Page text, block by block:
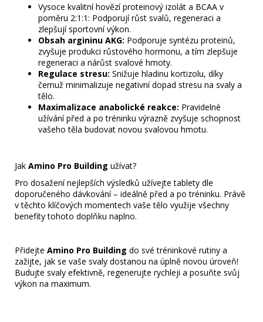
Vysoce kvalitní hovězí proteinový izolát a BCAA v
poměru 2:1:1: Podporují růst svalů, regeneraci a
zlepšují sportovní výkon.
Obsah argininu AKG: Podporuje syntézu proteinů,
zvyšuje produkci růstového hormonu, a tím zlepšuje
regeneraci a nárůst svalové hmoty.
Regulace stresu: Snižuje hladinu kortizolu, díky
čemuž minimalizuje negativní dopad stresu na svaly a
tělo.
Maximalizace anabolické reakce: Pravidelné
užívání před a po tréninku výrazně zvyšuje schopnost
vašeho těla budovat novou svalovou hmotu.
Jak Amino Pro Building užívat?
Pro dosažení nejlepších výsledků užívejte tablety dle
doporučeného dávkování – ideálně před a po tréninku. Právě
v těchto klíčových momentech vaše tělo využije všechny
benefity tohoto doplňku naplno.
Přidejte Amino Pro Building do své tréninkové rutiny a
zažijte, jak se vaše svaly dostanou na úplně novou úroveň!
Budujte svaly efektivně, regenerujte rychleji a posuňte svůj
výkon na maximum.